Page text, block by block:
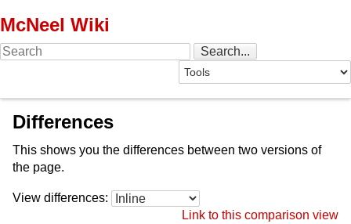
McNeel Wiki
Differences
This shows you the differences between two versions of
the page.
View differences:
Link to this comparison view